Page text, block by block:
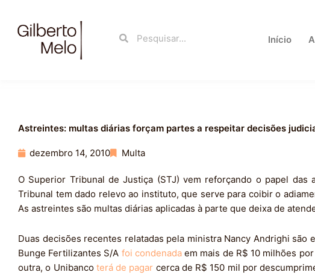
SearchSearch
Início
Astreintes: multas diárias forçam partes a respeitar decisões
dezembro 14, 2010 Multa
O Superior Tribunal de Justiça (STJ) vem reforçando o papel
Tribunal tem dado relevo ao instituto, que serve para coibir o
As astreintes são multas diárias aplicadas à parte que deixa de
Duas decisões recentes relatadas pela ministra Nancy Andrighi
Bunge Fertilizantes S/A foi condenadaem mais de R$ 10 milhões
outra, o Unibanco terá de pagar cerca de R$ 150 mil por